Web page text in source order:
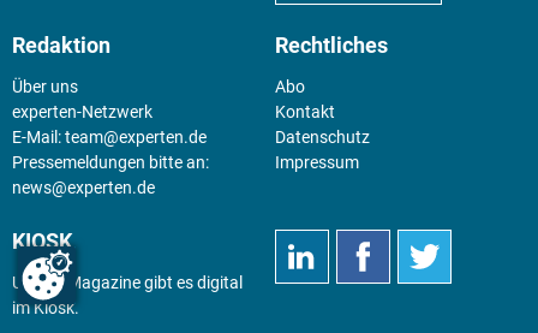
Redaktion
Über uns
experten-Netzwerk
E-Mail:team@experten.de
Pressemeldungen bitte an:
news@experten.de
Rechtliches
Abo
Kontakt
Datenschutz
Impressum
KIOSK
Unsere Magazine gibt es digital
imKiosk.